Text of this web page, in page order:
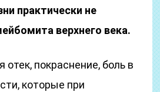
практически не
верхнего века.
отек, покраснение, боль в
которые при